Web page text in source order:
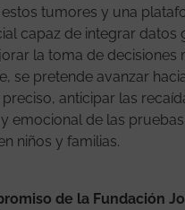
tumores y una
capaz de integrar datos
la toma de decisiones
se pretende avanzar
anticipar las
emocional de las pruebas
niños y familias.
de la Fundación